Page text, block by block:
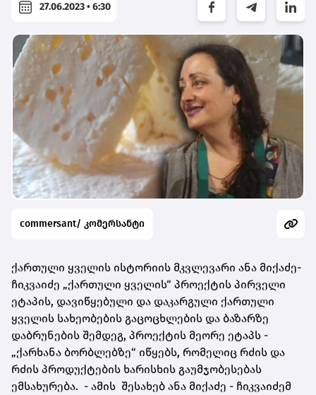
27.06.2023 • 6:30
commersant/ კომერსანტი
ქართული ყველის ისტორიის მკვლევარი ანა მიქაძე-
ჩიკვაიძე „ქართული ყველის“ პროექტის პირველი
ეტაპის, დავიწყებული და დაკარგული ქართული
ყველის სახეობების გაცოცხლების და ბაზარზე
დაბრუნების შემდეგ, პროექტის მეორე ეტაპს -
„ქარხანა ბორბლებზე“ იწყებს, რომელიც რძის და
რძის პროდუქტების ხარისხის გაუმჯობესებას
ემსახურება. - ამის შესახებ ანა მიქაძე - ჩიკვაიძემ